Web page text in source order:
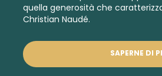
quella generosità che
Christian Naudé.
SAPERNE DI